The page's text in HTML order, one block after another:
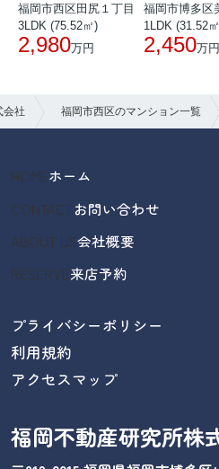
福岡市西区田尻１丁目
3LDK (75.52㎡)
2,980万円
1LDK (31.52
2,450万円
会社 福岡市西区のマンション一覧
HOMEホーム
CONTACTお問い合わせ
ABOUT US会社概要
RESERVE来店予約
プライバシーポリシー
利用規約
アクセスマップ
福岡不動産研究所株